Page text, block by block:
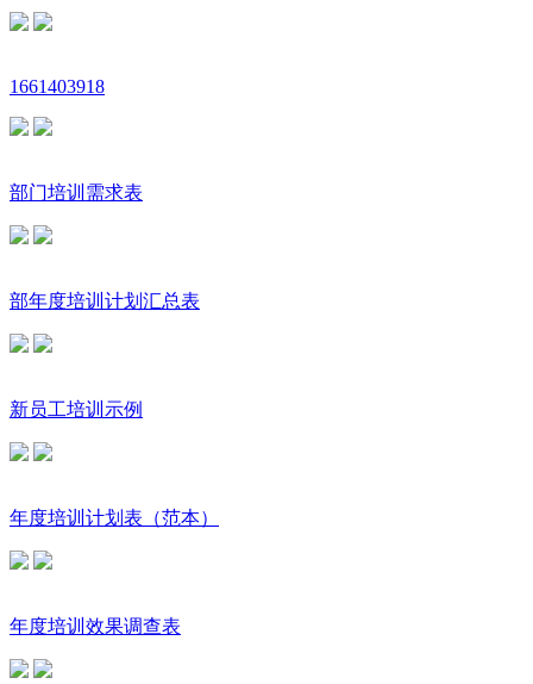
1661403918
部门培训需求表
部年度培训计划汇总表
新员工培训示例
年度培训计划表（范本）
年度培训效果调查表